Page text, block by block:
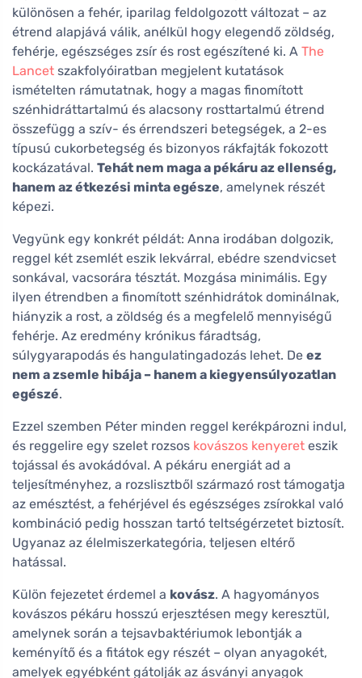
különösen a fehér, iparilag feldolgozott változat – az
étrend alapjává válik, anélkül hogy elegendő zöldség,
fehérje, egészséges zsír és rost egészítené ki. A The
Lancet szakfolyóiratban megjelent kutatások
ismételten rámutatnak, hogy a magas finomított
szénhidráttartalmú és alacsony rosttartalmú étrend
összefügg a szív- és érrendszeri betegségek, a 2-es
típusú cukorbetegség és bizonyos rákfajták fokozott
kockázatával. Tehát nem maga a pékáru az ellenség,
hanem az étkezési minta egésze, amelynek részét
képezi.
Vegyünk egy konkrét példát: Anna irodában dolgozik,
reggel két zsemlét eszik lekvárral, ebédre szendvicset
sonkával, vacsorára tésztát. Mozgása minimális. Egy
ilyen étrendben a finomított szénhidrátok dominálnak,
hiányzik a rost, a zöldség és a megfelelő mennyiségű
fehérje. Az eredmény krónikus fáradtság,
súlygyarapodás és hangulatingadozás lehet. De ez
nem a zsemle hibája – hanem a kiegyensúlyozatlan
egészé.
Ezzel szemben Péter minden reggel kerékpározni indul,
és reggelire egy szelet rozsos kovászos kenyeret eszik
tojással és avokádóval. A pékáru energiát ad a
teljesítményhez, a rozslisztből származó rost támogatja
az emésztést, a fehérjével és egészséges zsírokkal való
kombináció pedig hosszan tartó teltségérzetet biztosít.
Ugyanaz az élelmiszerkategória, teljesen eltérő
hatással.
Külön fejezetet érdemel a kovász. A hagyományos
kovászos pékáru hosszú erjesztésen megy keresztül,
amelynek során a tejsavbaktériumok lebontják a
keményítő és a fitátok egy részét – olyan anyagokét,
amelyek egyébként gátolják az ásványi anyagok